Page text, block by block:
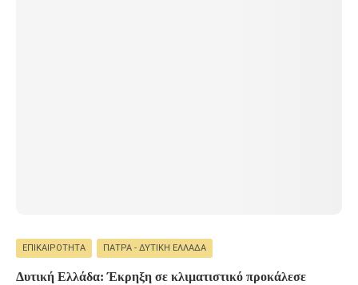
ΕΠΙΚΑΙΡΌΤΗΤΑ ΠΆΤΡΑ - ΔΥΤΙΚΉ ΕΛΛΆΔΑ
Δυτική Ελλάδα: Έκρηξη σε κλιματιστικό προκάλεσε